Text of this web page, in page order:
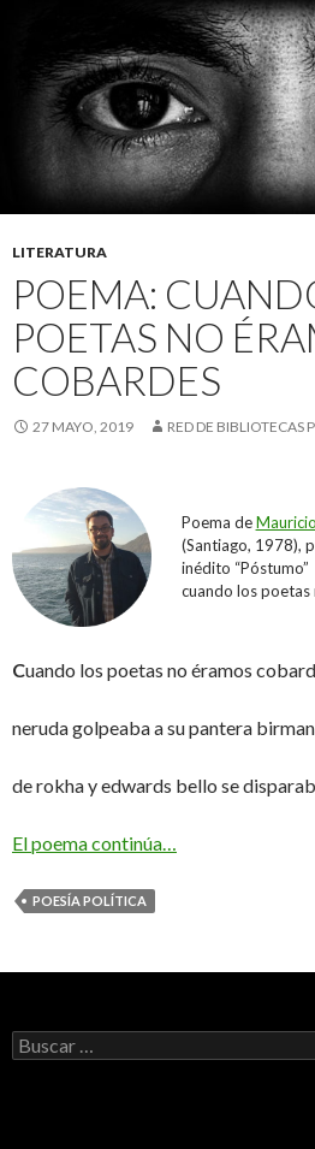
LITERATURA
POEMA:
POETAS NO
COBARDES
27 MAYO, 2019 RED DE BIBLIOTECAS
Poema de
(Santiago, 1978),
inédito “Póstumo”
cuando los
Cuando los poetas no éramos
neruda golpeaba a su pantera
de rokha y edwards bello se
El poema continúa…
POESÍA POLÍTICA
Buscar: